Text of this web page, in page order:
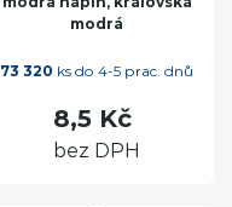
modrá
73 320 ks do 4-5 prac. dnů
8,5 Kč
bez DPH